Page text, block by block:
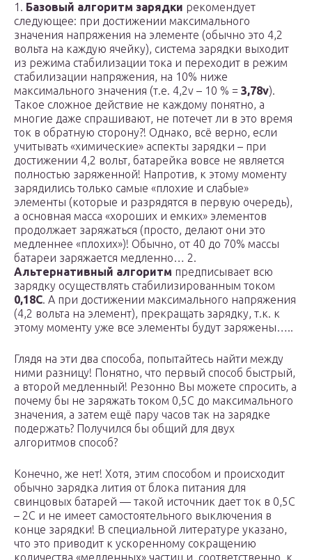
1. Базовый алгоритм зарядки рекомендует
следующее: при достижении максимального
значения напряжения на элементе (обычно это 4,2
вольта на каждую ячейку), система зарядки выходит
из режима стабилизации тока и переходит в режим
стабилизации напряжения, на 10% ниже
максимального значения (т.е. 4,2v – 10 % = 3,78v).
Такое сложное действие не каждому понятно, а
многие даже спрашивают, не потечет ли в это время
ток в обратную сторону?! Однако, всё верно, если
учитывать «химические» аспекты зарядки – при
достижении 4,2 вольт, батарейка вовсе не является
полностью заряженной! Напротив, к этому моменту
зарядились только самые «плохие и слабые»
элементы (которые и разрядятся в первую очередь),
а основная масса «хороших и емких» элементов
продолжает заряжаться (просто, делают они это
медленнее «плохих»)! Обычно, от 40 до 70% массы
батареи заряжается медленно… 2.
Альтернативный алгоритм предписывает всю
зарядку осуществлять стабилизированным током
0,18С. А при достижении максимального напряжения
(4,2 вольта на элемент), прекращать зарядку, т.к. к
этому моменту уже все элементы будут заряжены…..
Глядя на эти два способа, попытайтесь найти между
ними разницу! Понятно, что первый способ быстрый,
а второй медленный! Резонно Вы можете спросить, а
почему бы не заряжать током 0,5С до максимального
значения, а затем ещё пару часов так на зарядке
подержать? Получился бы общий для двух
алгоритмов способ?
Конечно, же нет! Хотя, этим способом и происходит
обычно зарядка лития от блока питания для
свинцовых батарей — такой источник дает ток в 0,5С
– 2С и не имеет самостоятельного выключения в
конце зарядки! В специальной литературе указано,
что это приводит к ускоренному сокращению
количества «медленных» частиц и, соответственно, к